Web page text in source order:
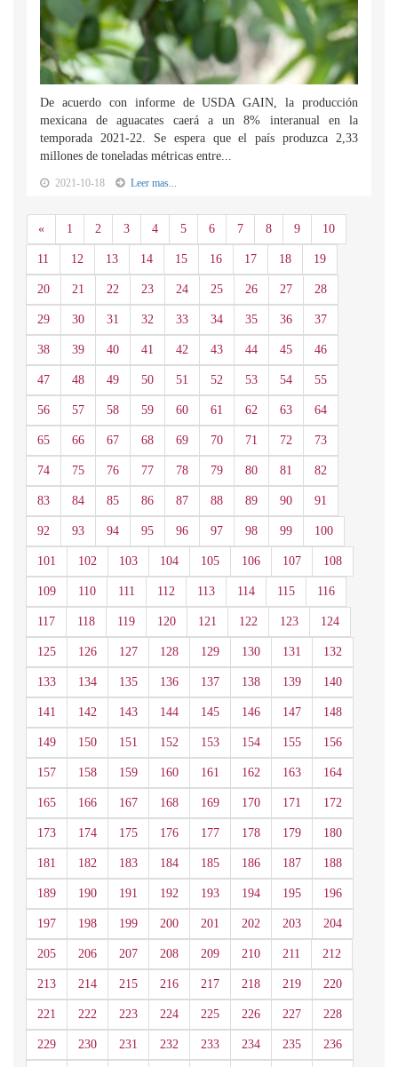
De acuerdo con informe de USDA GAIN, la producción
mexicana de aguacates caerá a un 8% interanual en la
temporada 2021-22. Se espera que el país produzca 2,33
millones de toneladas métricas entre...
2021-10-18 Leer mas...
«Anterior
1 2 3 4 5 6 7 8 9 10
11 12 13 14 15 16 17 18 19
20 21 22 23 24 25 26 27 28
29 30 31 32 33 34 35 36 37
38 39 40 41 42 43 44 45 46
47 48 49 50 51 52 53 54 55
56 57 58 59 60 61 62 63 64
65 66 67 68 69 70 71 72 73
74 75 76 77 78 79 80 81 82
83 84 85 86 87 88 89 90 91
92 93 94 95 96 97 98 99 100
101 102 103 104 105 106 107 108
109 110 111 112 113 114 115 116
117 118 119 120 121 122 123 124
125 126 127 128 129 130 131 132
133 134 135 136 137 138 139 140
141 142 143 144 145 146 147 148
149 150 151 152 153 154 155 156
157 158 159 160 161 162 163 164
165 166 167 168 169 170 171 172
173 174 175 176 177 178 179 180
181 182 183 184 185 186 187 188
189 190 191 192 193 194 195 196
197 198 199 200 201 202 203 204
205 206 207 208 209 210 211 212
213 214 215 216 217 218 219 220
221 222 223 224 225 226 227 228
229 230 231 232 233 234 235 236